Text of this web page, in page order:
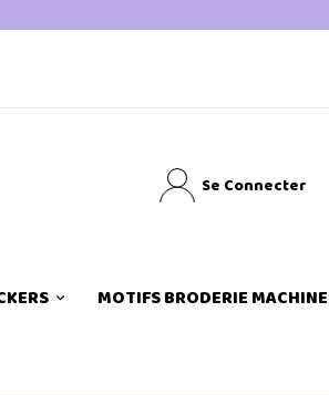
Se Connecter
MOTIFS BRODERIE MACHINE